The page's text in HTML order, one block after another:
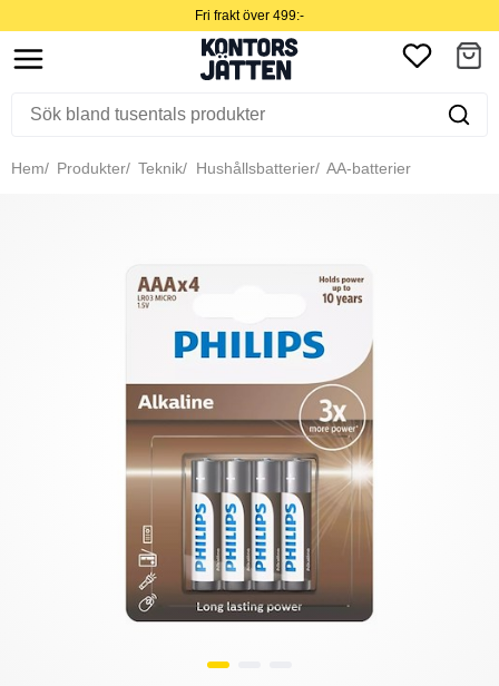
Fri frakt över 499:-
Hem Produkter Teknik Hushållsbatterier AA-batterier